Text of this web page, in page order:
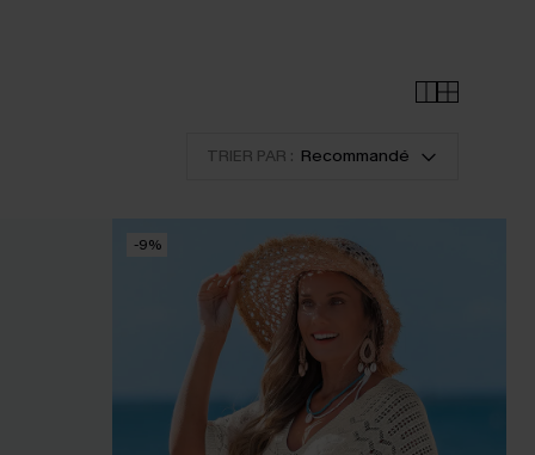
TRIER PAR : Recommandé
-9%